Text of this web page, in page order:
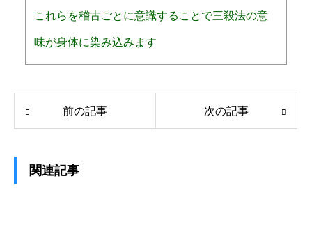
これらを稽古ごとに意識することで三殺法の意
味が身体に染み込みます
前の記事 次の記事
関連記事